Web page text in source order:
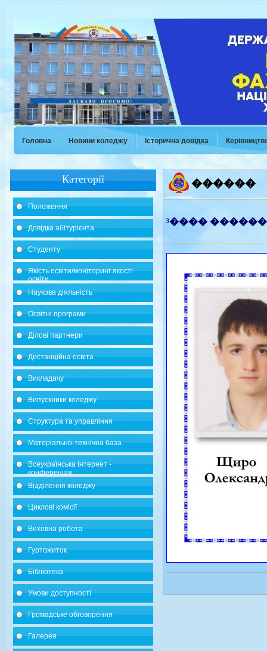
Головна Новини коледжу Історична довідка
Категорії
Положення
Довідка абітурієнта
Студенту
Якість освіти/моніторинг якості
освіти
Наукова діяльність
Освітні програми
Ділові партнери
Дистанційна освіта
Викладачу
Випускники коледжу
Структура та управління
Матеріально-технічна база
Всеукраїнська інтернет -
конференція
Відділення коледжу
Циклові комісії
Виховна робота
Гуртожиток
Бібліотека
Умови доступності
Громадське обговорення
Галерея
������
³����